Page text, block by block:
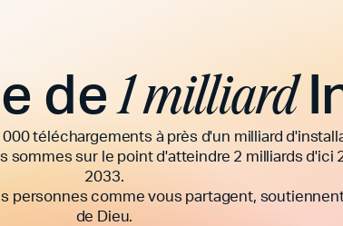
de1 milliard
téléchargements à près d'un milliard
sommes sur le point d'atteindre 2 milliards d'ici
2033.
personnes comme vous partagent,
de Dieu.